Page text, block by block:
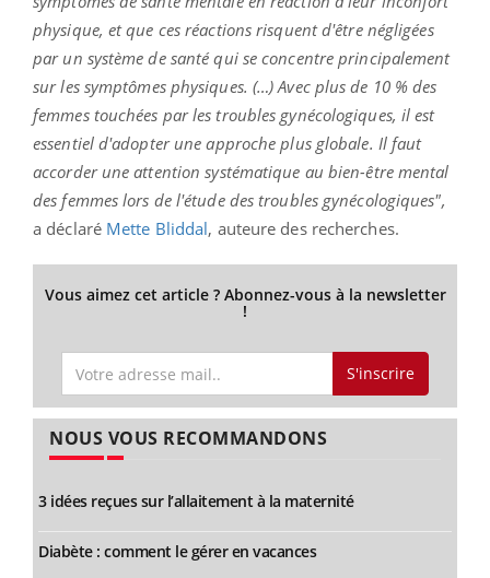
physique, et que ces réactions risquent d'être négligées
par un système de santé qui se concentre principalement
sur les symptômes physiques. (…) Avec plus de 10 % des
femmes touchées par les troubles gynécologiques, il est
essentiel d'adopter une approche plus globale. Il faut
accorder une attention systématique au bien-être mental
des femmes lors de l'étude des troubles gynécologiques",
a déclaré Mette Bliddal, auteure des recherches.
Vous aimez cet article ? Abonnez-vous à la newsletter
!
S'inscrire
NOUS VOUS RECOMMANDONS
3 idées reçues sur l’allaitement à la maternité
Diabète : comment le gérer en vacances